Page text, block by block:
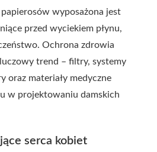
wyposażona jest
przed wyciekiem płynu,
Ochrona zdrowia
trend – filtry, systemy
oraz materiały medyczne
w projektowaniu damskich
serca kobiet